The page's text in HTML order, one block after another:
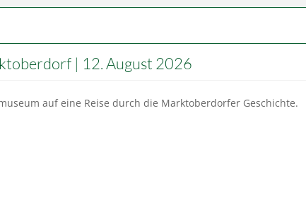
| 12. August 2026
auf eine Reise durch die Marktoberdorfer Geschichte.